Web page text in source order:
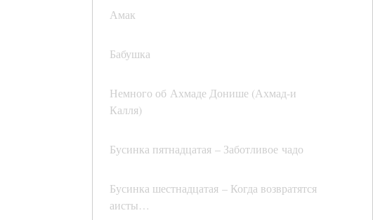
Амак
Бабушка
Немного об Ахмаде Донише (Ахмад-и
Калля)
Бусинка пятнадцатая – Заботливое чадо
Бусинка шестнадцатая – Когда возвратятся
аисты…